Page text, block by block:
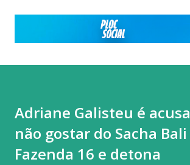
Pular para o conteúdo
Adriane Galisteu é
não gostar do Sacha
Fazenda 16 e detona